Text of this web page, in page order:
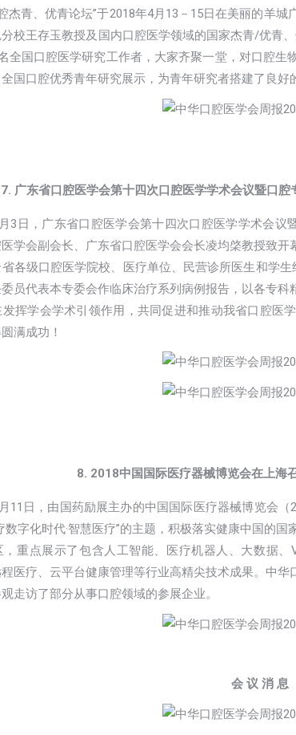
杰青、优青论坛”于2018年4月13－15日在美丽的羊
校王存玉教授及国内口腔医学领域的国家杰青/优青
全国口腔医学研究工作者，大家齐聚一堂，对口腔
国口腔优秀青年研究展示，为青年研究者搭建了良好
7. 广东省口腔医学会第十四次口腔医学学术会议暨口腔
3日，广东省口腔医学会第十四次口腔医学学术会议
学会副会长、广东省口腔医学会会长凌均棨教授致
各级口腔医学院校、医疗单位、民营诊所医生和学
员代表本专委会作临床治疗系列病例报告，以各专
发挥学会学术引领作用，共同促进和推动我省口腔医
满成功！
8. 2018中国国际医疗器械博览会在上海
11日，由国药励展主办的中国国际医疗器械博览会
数字化时代·智慧医疗”的主题，积极落实健康中国的
，重点展示了包含人工智能、医疗机器人、大数据
医疗、云平台健康管理等行业高精尖技术成果。中
走访了部分从事口腔领域的参展企业。
会 议 消 息